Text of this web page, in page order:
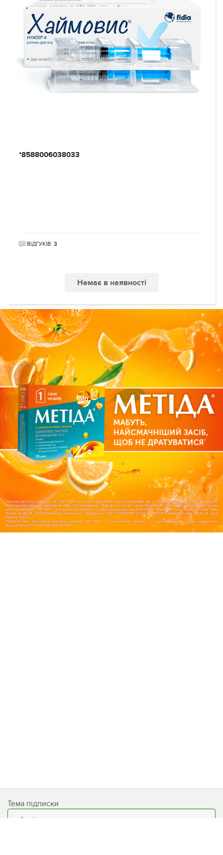
*8588006038033
ВІДГУКІВ: 3
Немає в наявності
Тема підписки